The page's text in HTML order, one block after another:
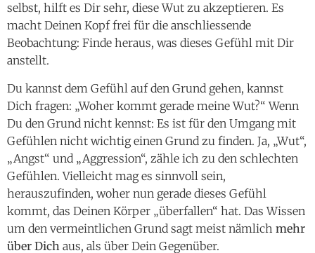
selbst, hilft es Dir sehr, diese Wut zu akzeptieren. Es
macht Deinen Kopf frei für die anschliessende
Beobachtung: Finde heraus, was dieses Gefühl mit Dir
anstellt.
Du kannst dem Gefühl auf den Grund gehen, kannst
Dich fragen: „Woher kommt gerade meine Wut?“ Wenn
Du den Grund nicht kennst: Es ist für den Umgang mit
Gefühlen nicht wichtig einen Grund zu finden. Ja, „Wut“,
„Angst“ und „Aggression“, zähle ich zu den schlechten
Gefühlen. Vielleicht mag es sinnvoll sein,
herauszufinden, woher nun gerade dieses Gefühl
kommt, das Deinen Körper „überfallen“ hat. Das Wissen
um den vermeintlichen Grund sagt meist nämlich mehr
über Dich aus, als über Dein Gegenüber.